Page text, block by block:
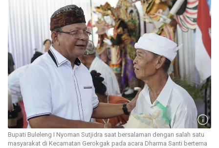
Bupati Buleleng I Nyoman Sutjidra saat bersalaman dengan salah satu
masyarakat di Kecamatan Gerokgak pada acara Dharma Santi bertema